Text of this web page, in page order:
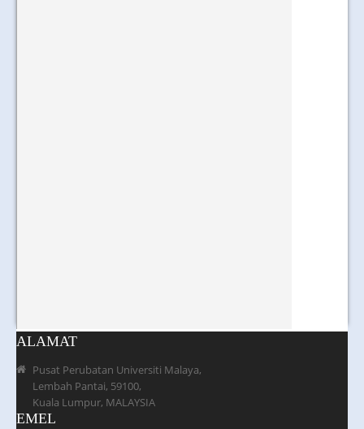
ALAMAT
Pusat Perubatan Universiti Malaya,
Lembah Pantai, 59100,
Kuala Lumpur, MALAYSIA
EMEL